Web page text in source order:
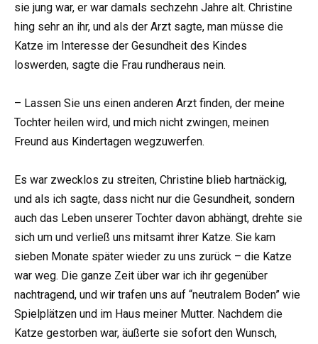
sie jung war, er war damals sechzehn Jahre alt. Christine
hing sehr an ihr, und als der Arzt sagte, man müsse die
Katze im Interesse der Gesundheit des Kindes
loswerden, sagte die Frau rundheraus nein.
– Lassen Sie uns einen anderen Arzt finden, der meine
Tochter heilen wird, und mich nicht zwingen, meinen
Freund aus Kindertagen wegzuwerfen.
Es war zwecklos zu streiten, Christine blieb hartnäckig,
und als ich sagte, dass nicht nur die Gesundheit, sondern
auch das Leben unserer Tochter davon abhängt, drehte sie
sich um und verließ uns mitsamt ihrer Katze. Sie kam
sieben Monate später wieder zu uns zurück – die Katze
war weg. Die ganze Zeit über war ich ihr gegenüber
nachtragend, und wir trafen uns auf “neutralem Boden” wie
Spielplätzen und im Haus meiner Mutter. Nachdem die
Katze gestorben war, äußerte sie sofort den Wunsch,